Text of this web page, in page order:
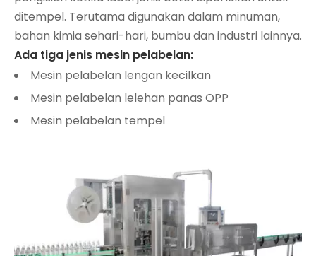
ditempel. Terutama digunakan dalam minuman,
bahan kimia sehari-hari, bumbu dan industri lainnya.
Ada tiga jenis mesin pelabelan:
Mesin pelabelan lengan kecilkan
Mesin pelabelan lelehan panas OPP
Mesin pelabelan tempel